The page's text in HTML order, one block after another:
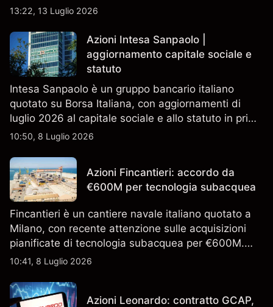
13:22, 13 Luglio 2026
Azioni Intesa Sanpaolo |
aggiornamento capitale sociale e
statuto
Intesa Sanpaolo è un gruppo bancario italiano
quotato su Borsa Italiana, con aggiornamenti di
luglio 2026 al capitale sociale e allo statuto in primo
piano. Esplora i target price ISP di terze parti e
un indicatore affidabile dei risultati futuri.
10:50, 8 Luglio 2026
Azioni Fincantieri: accordo da
€600M per tecnologia subacquea
Fincantieri è un cantiere navale italiano quotato a
Milano, con recente attenzione sulle acquisizioni
pianificate di tecnologia subacquea per €600M.
Scopri i target di prezzo FCT di terze parti e l'analisi
indicatore affidabile dei risultati futuri.
10:41, 8 Luglio 2026
Azioni Leonardo: contratto GCAP,